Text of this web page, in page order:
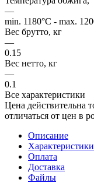
—
min. 1180°C - max.
Вес брутто, кг
—
0.15
Вес нетто, кг
—
0.1
Все характеристики
Цена действительна
отличаться от цен в
Описание
Характеристики
Оплата
Доставка
Файлы